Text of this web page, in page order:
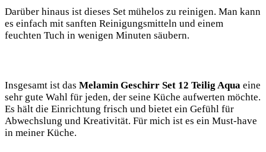
Darüber‌ hinaus ist dieses Set ‌mühelos zu reinigen. Man ‌kann
es ⁣einfach mit sanften Reinigungsmitteln und einem
feuchten Tuch in wenigen ⁤Minuten säubern.
Insgesamt ist das Melamin⁢ Geschirr Set ⁣12 Teilig Aqua eine
sehr ⁣gute Wahl für‌ jeden, der seine ‍Küche aufwerten möchte.
Es hält die Einrichtung frisch und bietet ein Gefühl für
Abwechslung ⁣und Kreativität. Für mich ist es ‍ein Must-have
in meiner Küche.